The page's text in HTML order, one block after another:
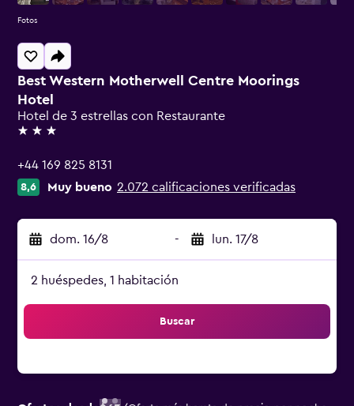
Best Western Motherwell Centre Moorings
Hotel
Hotel de 3 estrellas con Restaurante
3 estrellas
+44 169 825 8131
8,6 Muy bueno 2.072 calificaciones verificadas
dom. 16/8 - lun. 17/8
2 huéspedes, 1 habitación
Buscar
Fotos